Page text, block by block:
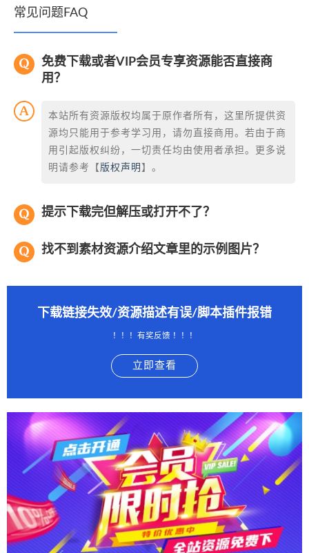
常见问题FAQ
免费下载或者VIP会员专享资源能否直接商
用？
本站所有资源版权均属于原作者所有，这里所提供资
源均只能用于参考学习用，请勿直接商用。若由于商
用引起版权纠纷，一切责任均由使用者承担。更多说
明请参考【 版权声明 】。
提示下载完但解压或打开不了？
找不到素材资源介绍文章里的示例图片？
下载链接失效/资源描述有误/脚本插件报错
！！！有奖反馈 ！！！
立即查看